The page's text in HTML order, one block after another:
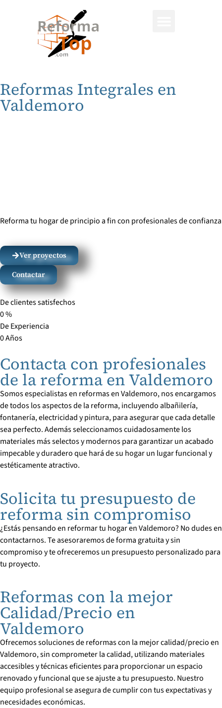
Reformas Integrales en
Valdemoro
Reforma tu hogar de principio a fin con profesionales de confianza
Ver proyectos
Contactar
De clientes satisfechos
0%
De Experiencia
0Años
Contacta con profesionales
de la reforma en Valdemoro
Somos especialistas en reformas en Valdemoro, nos encargamos
de todos los aspectos de la reforma, incluyendo albañilería,
fontanería, electricidad y pintura, para asegurar que cada detalle
sea perfecto. Además seleccionamos cuidadosamente los
materiales más selectos y modernos para garantizar un acabado
impecable y duradero que hará de su hogar un lugar funcional y
estéticamente atractivo.
Solicita tu presupuesto de
reforma sin compromiso
¿Estás pensando en reformar tu hogar en Valdemoro? No dudes en
contactarnos. Te asesoraremos de forma gratuita y sin
compromiso y te ofreceremos un presupuesto personalizado para
tu proyecto.
Reformas con la mejor
Calidad/Precio en
Valdemoro
Ofrecemos soluciones de reformas con la mejor calidad/precio en
Valdemoro, sin comprometer la calidad, utilizando materiales
accesibles y técnicas eficientes para proporcionar un espacio
renovado y funcional que se ajuste a tu presupuesto. Nuestro
equipo profesional se asegura de cumplir con tus expectativas y
necesidades económicas.